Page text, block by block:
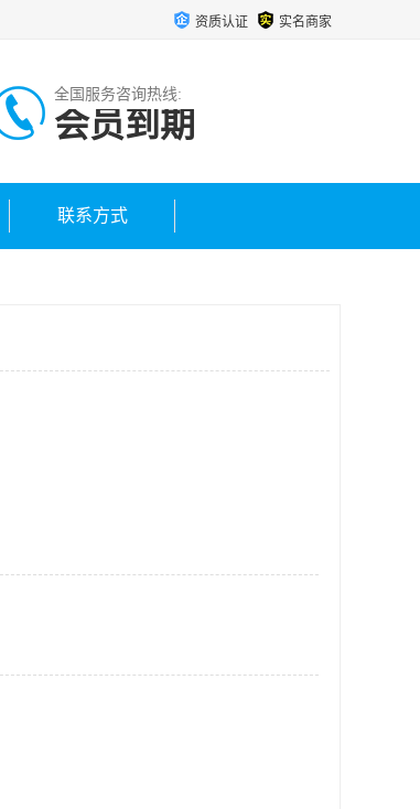
资质认证 实名商家
全国服务咨询热线:
会员到期
联系方式